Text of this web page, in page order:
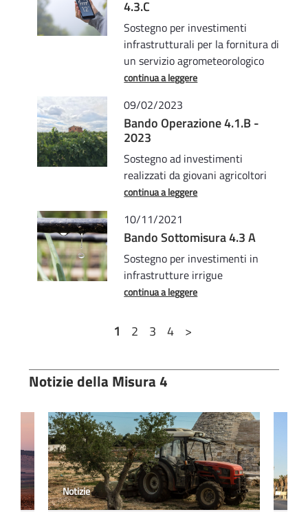
4.3.C
Sostegno per investimenti
infrastrutturali per la fornitura di
un servizio agrometeorologico
continua a leggere
09/02/2023
Bando Operazione 4.1.B -
2023
Sostegno ad investimenti
realizzati da giovani agricoltori
continua a leggere
10/11/2021
Bando Sottomisura 4.3 A
Sostegno per investimenti in
infrastrutture irrigue
continua a leggere
1 2 3 4 >
Notizie della Misura 4
Notizie